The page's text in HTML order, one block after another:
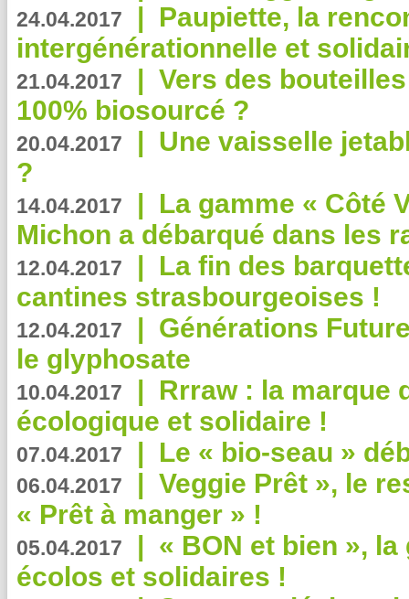
24.04.2017 | Paupiette, la
intergénérationnelle et
21.04.2017 | Vers des
100% biosourcé ?
20.04.2017 | Une vaisselle
?
14.04.2017 | La gamme « Côté
Michon a débarqué dans les
12.04.2017 | La fin des
cantines strasbourgeoises !
12.04.2017 | Générations
le glyphosate
10.04.2017 | Rrraw : la marque
écologique et solidaire !
07.04.2017 | Le « bio-seau »
06.04.2017 | Veggie Prêt », le
« Prêt à manger » !
05.04.2017 | « BON et bien »,
écolos et solidaires !